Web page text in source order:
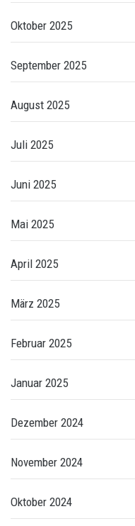
Oktober 2025
September 2025
August 2025
Juli 2025
Juni 2025
Mai 2025
April 2025
März 2025
Februar 2025
Januar 2025
Dezember 2024
November 2024
Oktober 2024